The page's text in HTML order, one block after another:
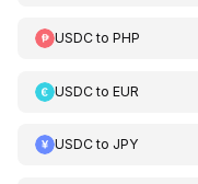
USDCto PHP
USDCto EUR
USDCto JPY